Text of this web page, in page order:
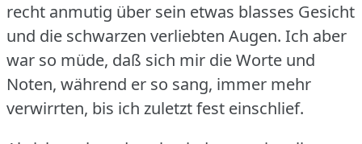
recht anmutig über sein etwas blasses Gesicht
und die schwarzen verliebten Augen. Ich aber
war so müde, daß sich mir die Worte und
Noten, während er so sang, immer mehr
verwirrten, bis ich zuletzt fest einschlief.